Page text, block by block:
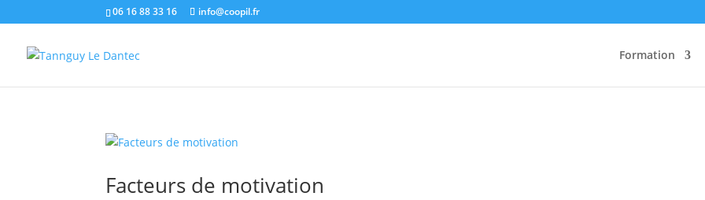
06 16 88 33 16 info@coopil.fr
Formation
Facteurs de motivation